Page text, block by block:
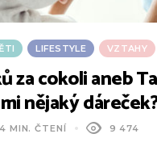
LIFESTYLE VZTAHY
za cokoli aneb
nějaký
4 MIN. ČTENÍ 9 474